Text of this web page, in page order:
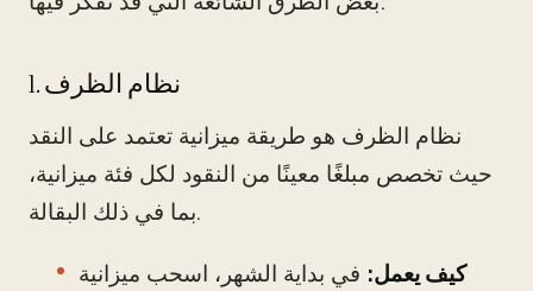
1. نظام الظرف
نظام الظرف هو طريقة ميزانية تعتمد على النقد
حيث تخصص مبلغًا معينًا من النقود لكل فئة ميزانية،
بما في ذلك البقالة.
كيف يعمل: في بداية الشهر، اسحب ميزانية